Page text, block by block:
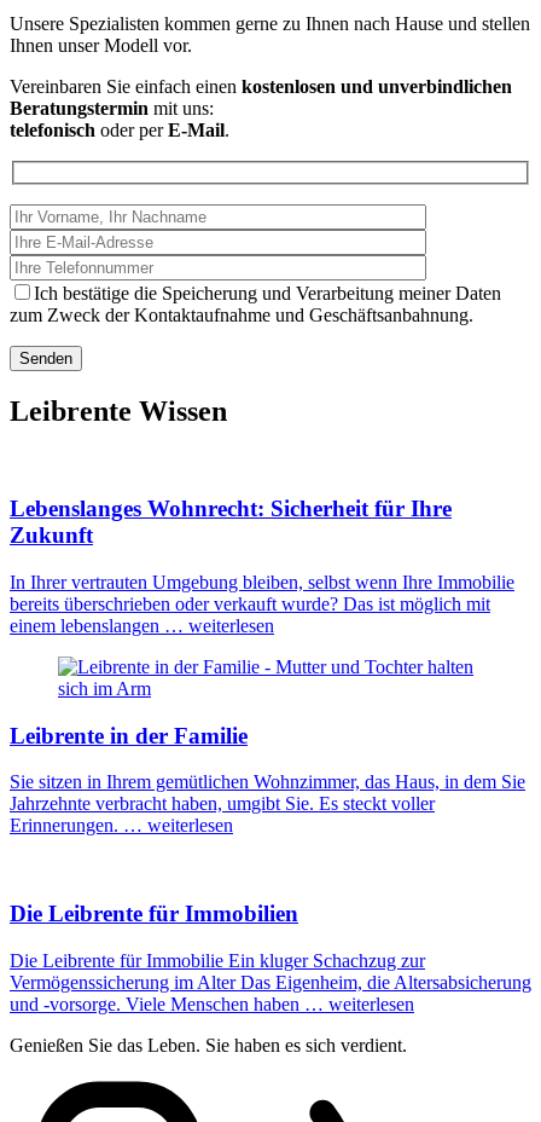
Unsere Spezialisten kommen gerne zu Ihnen nach Hause und stellen
Ihnen unser Modell vor.
Vereinbaren Sie einfach einen kostenlosen und unverbindlichen
Beratungstermin mit uns:
telefonisch oder perE-Mail.
Ich bestätige die Speicherung und Verarbeitung meiner Daten
zum Zweck der Kontaktaufnahme und Geschäftsanbahnung.
Leibrente Wissen
Lebenslanges Wohnrecht: Sicherheit für Ihre
Zukunft
In Ihrer vertrauten Umgebung bleiben, selbst wenn Ihre Immobilie
bereits überschrieben oder verkauft wurde? Das ist möglich mit
einem lebenslangen … weiterlesen
Leibrente in der Familie
Sie sitzen in Ihrem gemütlichen Wohnzimmer, das Haus, in dem Sie
Jahrzehnte verbracht haben, umgibt Sie. Es steckt voller
Erinnerungen. … weiterlesen
Die Leibrente für Immobilien
Die Leibrente für Immobilie Ein kluger Schachzug zur
Vermögenssicherung im Alter Das Eigenheim, die Altersabsicherung
und -vorsorge. Viele Menschen haben … weiterlesen
Genießen Sie das Leben. Sie haben es sich verdient.